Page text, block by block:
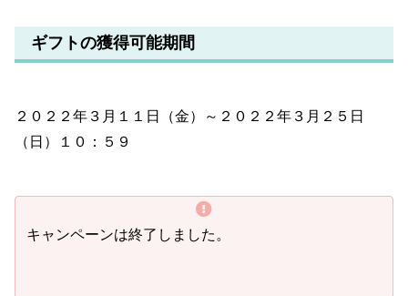
ギフトの獲得可能期間
２０２２年３月１１日（金）～２０２２年３月２５日
（日）１０：５９
キャンペーンは終了しました。